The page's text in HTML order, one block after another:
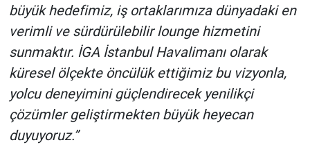
büyük hedefimiz, iş ortaklarımıza dünyadaki en
verimli ve sürdürülebilir lounge hizmetini
sunmaktır. İGA İstanbul Havalimanı olarak
küresel ölçekte öncülük ettiğimiz bu vizyonla,
yolcu deneyimini güçlendirecek yenilikçi
çözümler geliştirmekten büyük heyecan
duyuyoruz.”